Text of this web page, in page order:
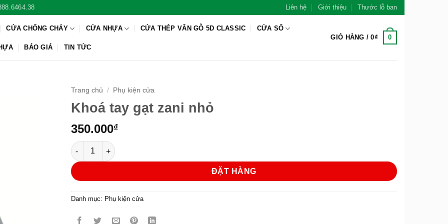
Liên hệ Giới thiệu Thước lỗ ban
CỬA CHỐNG CHÁY CỬA NHỰA CỬA THÉP VÂN GỖ 5D CLASSIC CỬA SỔ
BÁO GIÁ TIN TỨC
GIỎ HÀNG /0₫ 0
Trang chủ / Phụ kiện cửa
Khoá tay gạt zani nhỏ
350.000₫
Khoá tay gạt zani nhỏ số lượng
ĐẶT HÀNG
Danh mục: Phụ kiện cửa